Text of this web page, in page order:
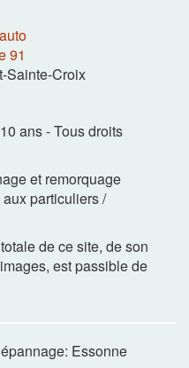
91
Sainte-Croix
ans - Tous droits
et remorquage
particuliers /
de ce site, de son
est passible de
Essonne